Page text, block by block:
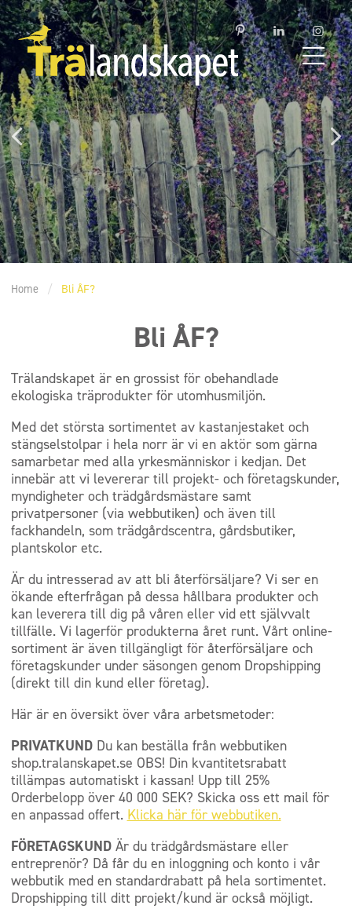
Home / Bli ÅF?
Bli ÅF?
Trälandskapet är en grossist för obehandlade
ekologiska träprodukter för utomhusmiljön.
Med det största sortimentet av kastanjestaket och
stängselstolpar i hela norr är vi en aktör som gärna
samarbetar med alla yrkesmänniskor i kedjan. Det
innebär att vi levererar till projekt- och företagskunder,
myndigheter och trädgårdsmästare samt
privatpersoner (via webbutiken) och även till
fackhandeln, som trädgårdscentra, gårdsbutiker,
plantskolor etc.
Är du intresserad av att bli återförsäljare? Vi ser en
ökande efterfrågan på dessa hållbara produkter och
kan leverera till dig på våren eller vid ett självvalt
tillfälle. Vi lagerför produkterna året runt. Vårt online-
sortiment är även tillgängligt för återförsäljare och
företagskunder under säsongen genom Dropshipping
(direkt till din kund eller företag).
Här är en översikt över våra arbetsmetoder:
PRIVATKUNDDu kan beställa från webbutiken
shop.tralanskapet.se OBS! Din kvantitetsrabatt
tillämpas automatiskt i kassan! Upp till 25%
Orderbelopp över 40 000 SEK? Skicka oss ett mail för
en anpassad offert. Klicka här för webbutiken.
FÖRETAGSKUNDÄr du trädgårdsmästare eller
entreprenör? Då får du en inloggning och konto i vår
webbutik med en standardrabatt på hela sortimentet.
Dropshipping till ditt projekt/kund är också möjligt.